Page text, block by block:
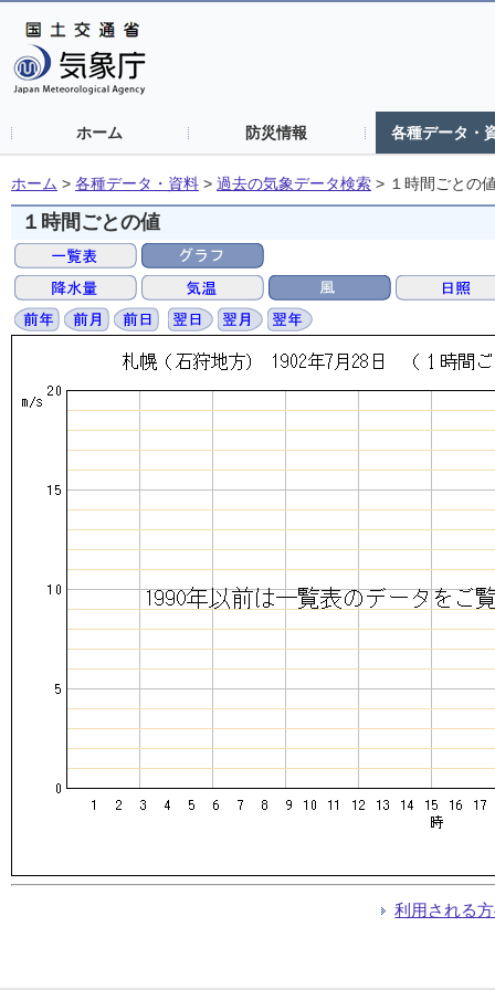
ホーム 防災情報 各種データ・
ホーム > 各種データ・資料 > 過去の気象データ検索 > １時間ごとの
１時間ごとの値
利用される